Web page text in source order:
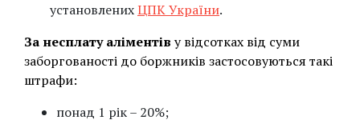
установленихЦПК України.
За несплату аліментів у відсотках від суми
заборгованості до боржників застосовуються такі
штрафи:
понад 1 рік – 20%;